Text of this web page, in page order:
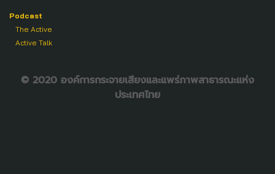
Podcast
The Active
Active Talk
© 2020 องค์การกระจายเสียงและแพร่ภาพสาธารณะแห่ง
ประเทศไทย